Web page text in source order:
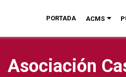
PORTADA ACMS
Asociación